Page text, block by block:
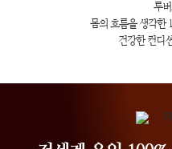
루
몸의 흐름을 생각한
건강한 컨디